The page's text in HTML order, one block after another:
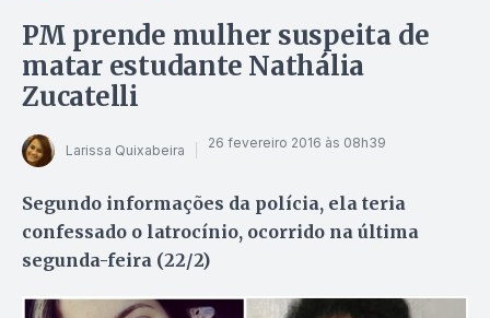
PM prende mulher suspeita de
matar estudante Nathália
Zucatelli
Larissa Quixabeira 26 fevereiro 2016 às 08h39
Segundo informações da polícia, ela teria
confessado o latrocínio, ocorrido na última
segunda-feira (22/2)